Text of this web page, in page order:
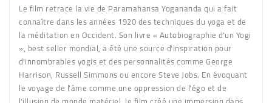
Le film retrace la vie de Paramahansa Yogananda qui a fait
connaître dans les années 1920 des techniques du yoga et de
la méditation en Occident. Son livre « Autobiographie d'un Yogi
», best seller mondial, a été une source d'inspiration pour
d'innombrables yogis et des personnalités comme George
Harrison, Russell Simmons ou encore Steve Jobs. En évoquant
le voyage de l'âme comme une oppression de l'égo et de